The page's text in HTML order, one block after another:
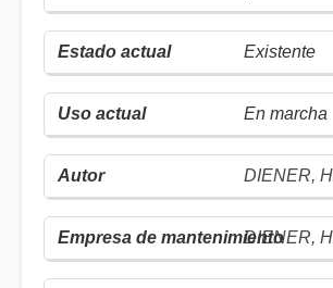
Existente
En marcha
DIENER,
DIENER,